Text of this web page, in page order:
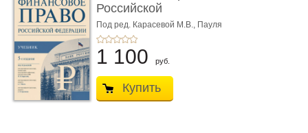
Российской
Федерации. 5-е изд�
...
Под ред. Карасевой М.В., Пауля
А.Г., Красюкова А.В.
1 100 руб.
Купить